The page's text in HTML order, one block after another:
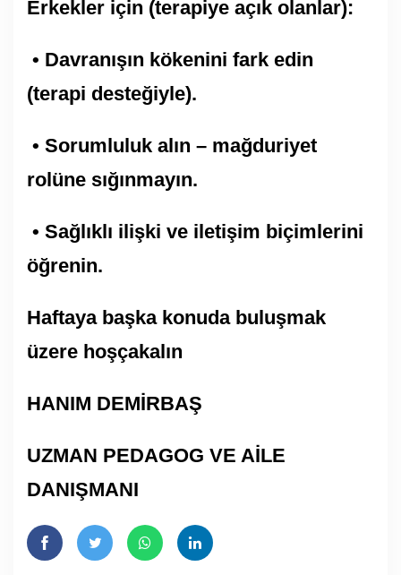
Erkekler için (terapiye açık olanlar):
• Davranışın kökenini fark edin
(terapi desteğiyle).
• Sorumluluk alın – mağduriyet
rolüne sığınmayın.
• Sağlıklı ilişki ve iletişim biçimlerini
öğrenin.
Haftaya başka konuda buluşmak
üzere hoşçakalın
HANIM DEMİRBAŞ
UZMAN PEDAGOG VE AİLE
DANIŞMANI